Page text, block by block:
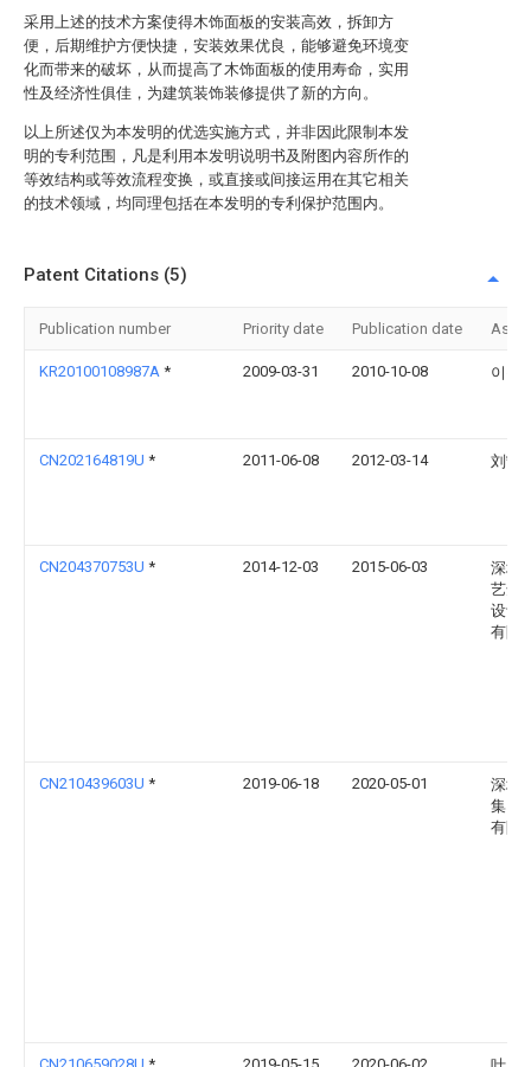
采用上述的技术方案使得木饰面板的安装高效，拆卸方
便，后期维护方便快捷，安装效果优良，能够避免环境变
化而带来的破坏，从而提高了木饰面板的使用寿命，实用
性及经济性俱佳，为建筑装饰装修提供了新的方向。
以上所述仅为本发明的优选实施方式，并非因此限制本发
明的专利范围，凡是利用本发明说明书及附图内容所作的
等效结构或等效流程变换，或直接或间接运用在其它相关
的技术领域，均同理包括在本发明的专利保护范围内。
Patent Citations (5)
Publication number Priority date Publication date
KR20100108987A * 2009-03-31 2010-10-08 이용
CN202164819U * 2011-06-08 2012-03-14 刘宁
CN204370753U * 2014-12-03 2015-06-03
深圳
艺达
设计
有限
CN210439603U * 2019-06-18 2020-05-01
深圳
集团
有限